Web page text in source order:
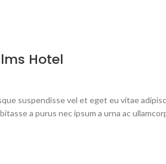
Hotel
suspendisse vel et eget eu vitae
a purus nec ipsum a urna ac